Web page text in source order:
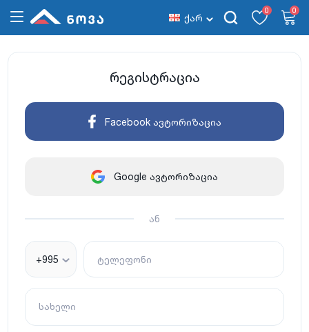
ქარ
0 0
რეგისტრაცია
Facebook ავტორიზაცია
Google ავტორიზაცია
ან
+995 ტელეფონი
სახელი